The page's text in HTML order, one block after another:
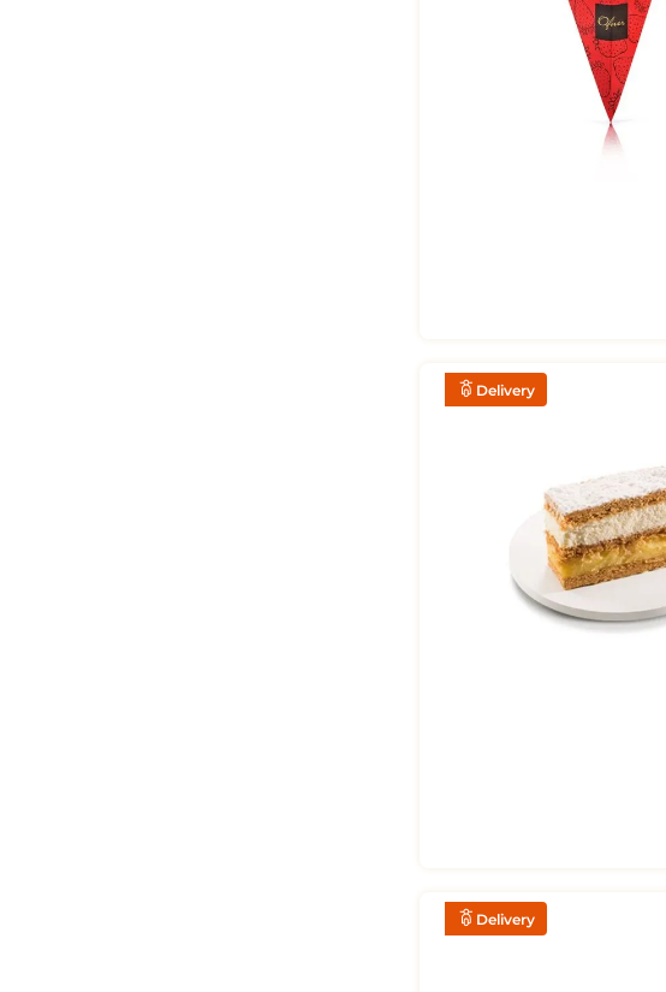
R$ 34,90
Delivery
R$ 28,50
Delivery